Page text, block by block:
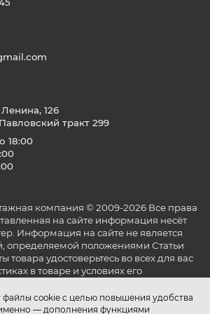
лет.
моделей
представлены:
и безопасность.
тепла и простота установки.
— идеальное решение для
комфортной температуры на
покупки в «Буран
консультация и подбор
установка и сервисное
всю продукцию и выполненные
файлы cookie с целью повышения удобства
— дополнения функциями
126
тракт 299
18:00
компания © 2009-2026 Все права
на сайте информация несёт
Информация на сайте не является
определяемой положениями Статьи
товара удостоверьтесь во всех для вас
в товаре и условиях его